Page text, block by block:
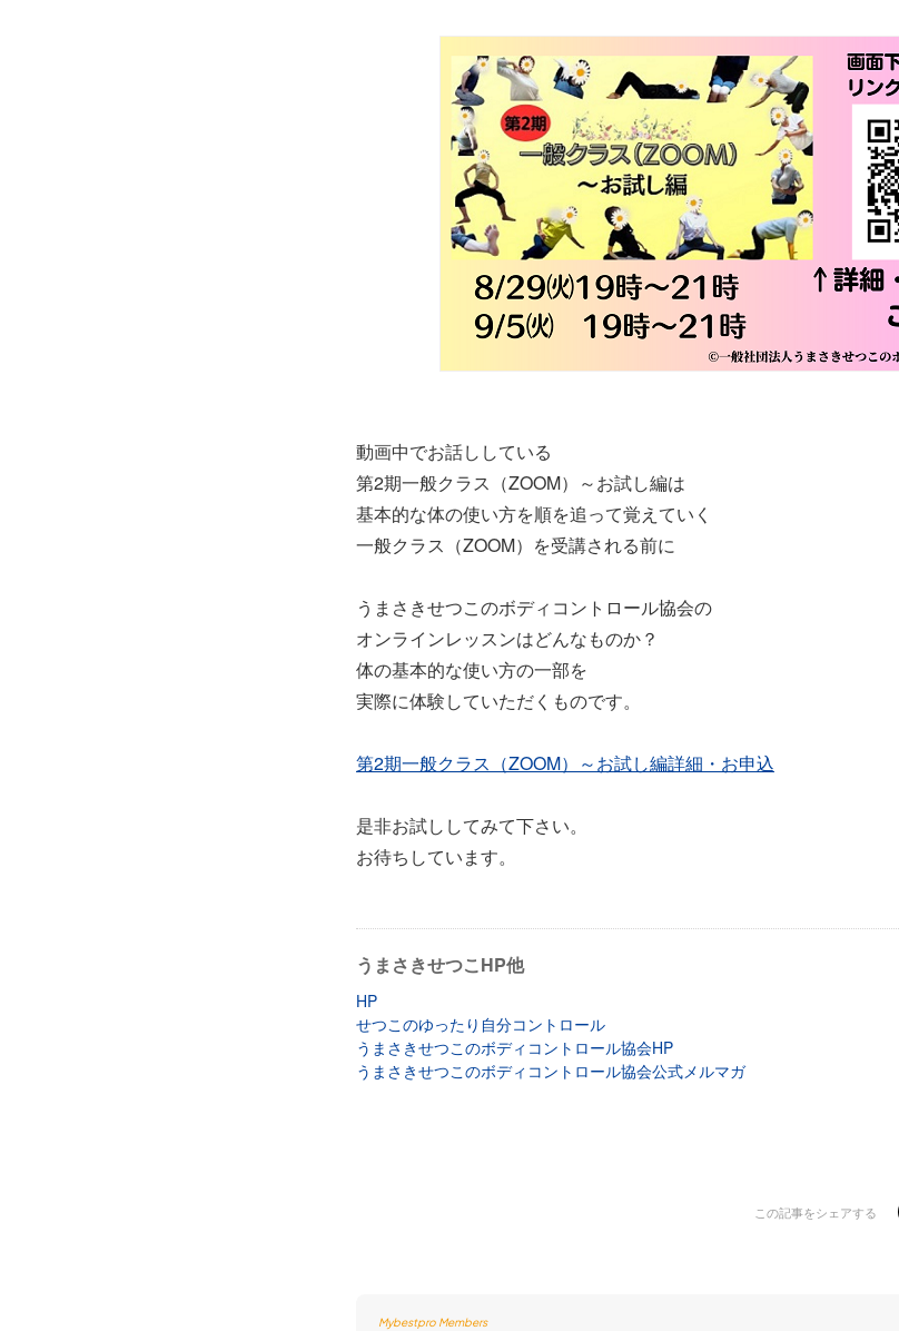
動画中でお話ししている
第2期一般クラス（ZOOM）～お試し編は
基本的な体の使い方を順を追って覚えていく
一般クラス（ZOOM）を受講される前に
うまさきせつこのボディコントロール協会の
オンラインレッスンはどんなものか？
体の基本的な使い方の一部を
実際に体験していただくものです。
第2期一般クラス（ZOOM）～お試し編詳細・お申込
是非お試ししてみて下さい。
お待ちしています。
うまさきせつこHP他
HP
せつこのゆったり自分コントロール
うまさきせつこのボディコントロール協会HP
うまさきせつこのボディコントロール協会公式メルマガ
この記事をシェアする
Mybestpro Members